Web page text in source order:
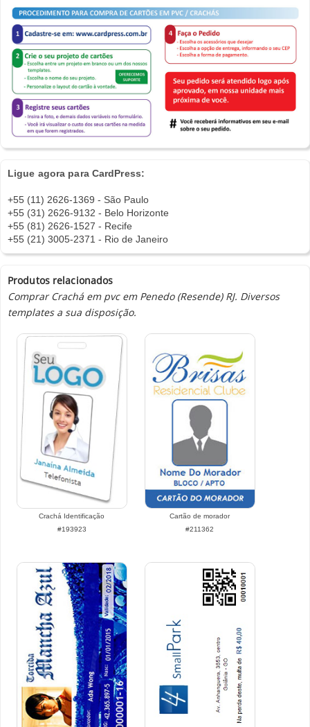
Ligue agora para CardPress:
+55 (11) 2626-1369 - São Paulo
+55 (31) 2626-9132 - Belo Horizonte
+55 (81) 2626-1527 - Recife
+55 (21) 3005-2371 - Rio de Janeiro
Produtos relacionados
Comprar Crachá em pvc em Penedo (Resende) RJ. Diversos
templates a sua disposição.
Crachá Identificação
#193923
Cartão de morador
#211362